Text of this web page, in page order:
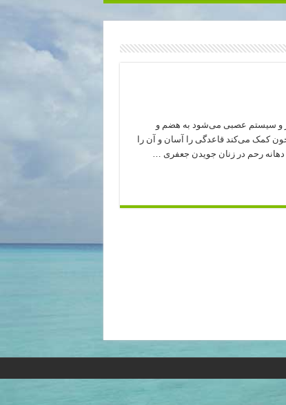
و سیستم عصبی می‌شود به هضم و
کمک می‌کند قاعدگی را آسان و آن را
رحم در زنان جویدن جعفری …